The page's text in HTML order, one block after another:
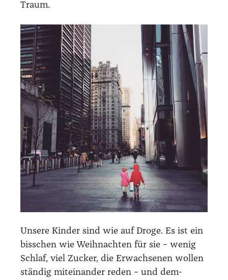
Traum.
Unse­re Kin­der sind wie auf Dro­ge. Es ist ein
biss­chen wie Weih­nach­ten für sie – wenig
Schlaf, viel Zucker, die Erwach­se­nen wol­len
stän­dig mit­ein­an­der reden – und dem­